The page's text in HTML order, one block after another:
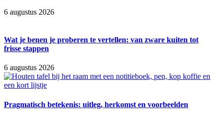
6 augustus 2026
Wat je benen je proberen te vertellen: van zware kuiten tot
frisse stappen
6 augustus 2026
Pragmatisch betekenis: uitleg, herkomst en voorbeelden